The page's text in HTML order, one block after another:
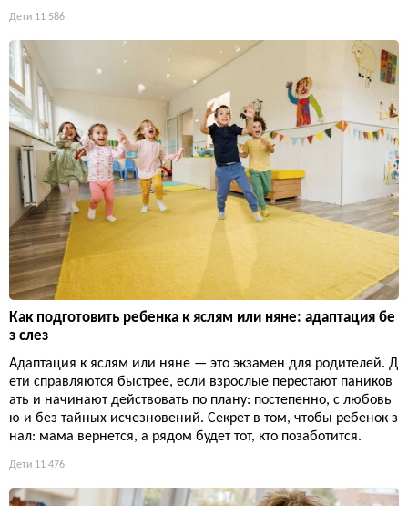
Дети 11 586
Как подготовить ребенка к яслям или няне: адаптация бе
з слез
Адаптация к яслям или няне — это экзамен для родителей. Д
ети справляются быстрее, если взрослые перестают паников
ать и начинают действовать по плану: постепенно, с любовь
ю и без тайных исчезновений. Секрет в том, чтобы ребенок з
нал: мама вернется, а рядом будет тот, кто позаботится.
Дети 11 476